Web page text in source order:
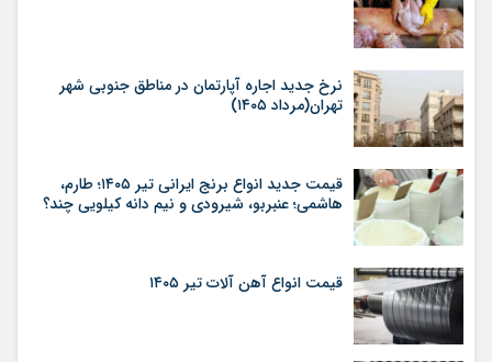
نرخ جدید اجاره آپارتمان در مناطق جنوبی شهر
تهران(مرداد ۱۴۰۵)
قیمت جدید انواع برنج ایرانی تیر ۱۴۰۵؛ طارم،
هاشمی؛ عنبربو، شیرودی و نیم دانه کیلویی چند؟
قیمت انواع آهن آلات تیر ۱۴۰۵